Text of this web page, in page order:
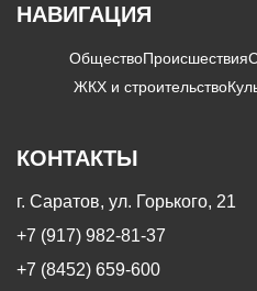
НАВИГАЦИЯ
ОбществоПроисшествия
ЖКХ и строительство
КОНТАКТЫ
г. Саратов, ул. Горького, 21
+7 (917) 982-81-37
+7 (8452) 659-600